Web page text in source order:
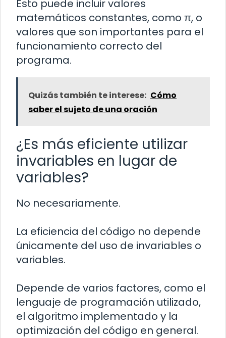
Esto puede incluir valores
matemáticos constantes, como π, o
valores que son importantes para el
funcionamiento correcto del
programa.
Quizás también te interese: Cómo
saber el sujeto de una oración
¿Es más eficiente utilizar
invariables en lugar de
variables?
No necesariamente.
La eficiencia del código no depende
únicamente del uso de invariables o
variables.
Depende de varios factores, como el
lenguaje de programación utilizado,
el algoritmo implementado y la
optimización del código en general.